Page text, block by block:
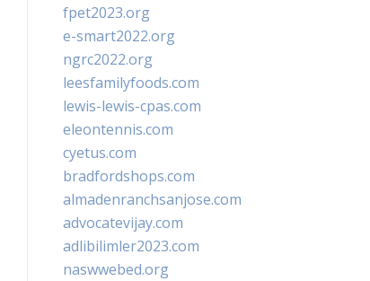
fpet2023.org
e-smart2022.org
ngrc2022.org
leesfamilyfoods.com
lewis-lewis-cpas.com
eleontennis.com
cyetus.com
bradfordshops.com
almadenranchsanjose.com
advocatevijay.com
adlibilimler2023.com
naswwebed.org